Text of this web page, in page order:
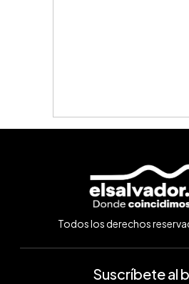
Todos los derechos
Suscríbete al